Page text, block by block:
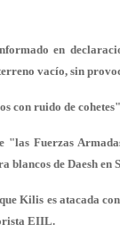
en
vacío, sin
con ruido de
"las Fuerzas
blancos de Daesh en
Kilis es atacada
EIIL.